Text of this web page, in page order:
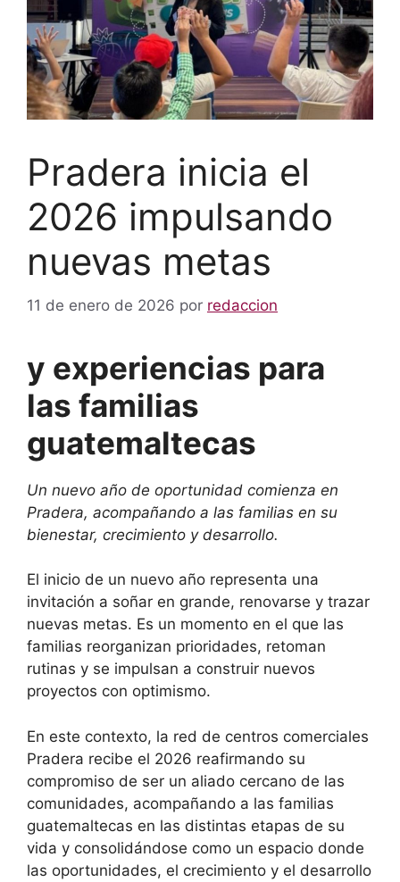
Pradera inicia el
2026 impulsando
nuevas metas
11 de enero de 2026 por redaccion
y experiencias para
las familias
guatemaltecas
Un nuevo año de oportunidad comienza en
Pradera, acompañando a las familias en su
bienestar, crecimiento y desarrollo.
El inicio de un nuevo año representa una
invitación a soñar en grande, renovarse y trazar
nuevas metas. Es un momento en el que las
familias reorganizan prioridades, retoman
rutinas y se impulsan a construir nuevos
proyectos con optimismo.
En este contexto, la red de centros comerciales
Pradera recibe el 2026 reafirmando su
compromiso de ser un aliado cercano de las
comunidades, acompañando a las familias
guatemaltecas en las distintas etapas de su
vida y consolidándose como un espacio donde
las oportunidades, el crecimiento y el desarrollo